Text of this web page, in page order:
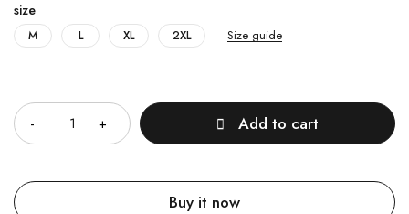
size
M L XL 2XL Size guide
Add to cart
Buy it now